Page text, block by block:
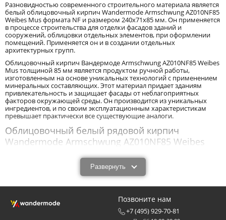
Разновидностью современного строительного материала является
белый облицовочный кирпич Wandermode Armschwung AZ010NF85
Weibes Mus формата NF и размером 240x71x85 мм. Он применяется
в процессе строительства для отделки фасадов зданий и
сооружений, облицовки отдельных элементов, при оформлении
помещений. Применяется он и в создании отдельных
архитектурных групп.
Облицовочный кирпич Вандермоде Armschwung AZ010NF85 Weibes
Mus толщиной 85 мм является продуктом ручной работы,
изготовленным на основе уникальных технологий с применением
минеральных составляющих. Этот материал придает зданиям
привлекательность и защищает фасады от неблагоприятных
факторов окружающей среды. Он производится из уникальных
ингредиентов, и по своим эксплуатационным характеристикам
превышает практически все существующие аналоги.
Облицовочный белый рядовой кирпич
Wandermode Armschwung AZ010NF85 Weibes
Mus размером 240x71x85 мм: характеристики и
Облицовочный белый рядовой кирпич Wandermode Armschwung
AZ010NF85 Weibes Mus размером 240x71x85 мм - новый с
эксплуатационными характеристиками. Облицовочный кирпич
Вандермоде Armschwung AZ010NF85 Weibes Mus толщиной 85 мм
обладает прочностью, износоустойчивостью, низкими
Развернуть
Позвоните нам
+7 (495) 929-70-81